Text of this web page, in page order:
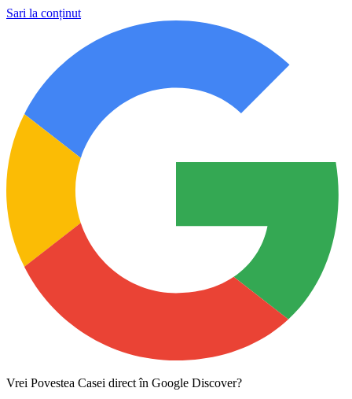
Sari la conținut
Vrei Povestea Casei direct în Google Discover?